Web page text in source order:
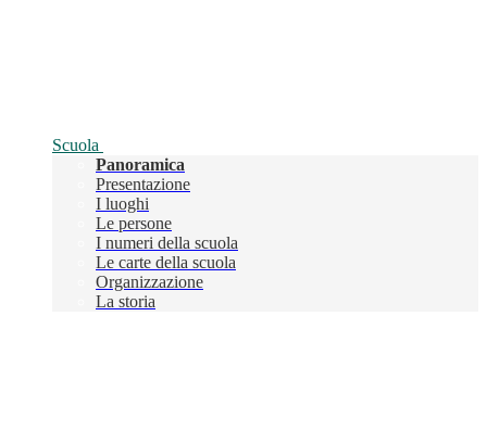
Scuola
Panoramica
Presentazione
I luoghi
Le persone
I numeri della scuola
Le carte della scuola
Organizzazione
La storia